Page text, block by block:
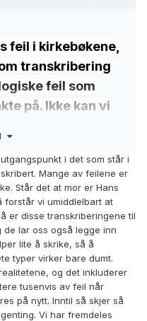
feil i kirkebøkene,
transkribering
feil som
på. Ikke kan vi
i det
feilene.i det som står i
Mange av feilene er
Står det at mor er Hans
forstår vi umiddlelbart at
er disse transkriberingene til
lar oss også legge inn
lite å skrike, så å
typer virker bare dumt.
og det inkluderer
tusenvis av feil når
på nytt. Inntil så skjer så
Vi har fremdeles